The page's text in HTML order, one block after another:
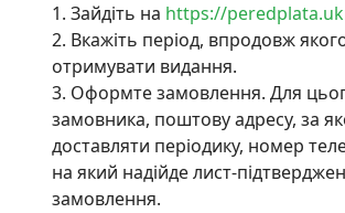
Зайдіть на https://
Вкажіть період, впродовж
отримувати видання.
Оформте замовлення. Для
замовника, поштову адресу, за
доставляти періодику, номер
на який надійде лист-
замовлення.